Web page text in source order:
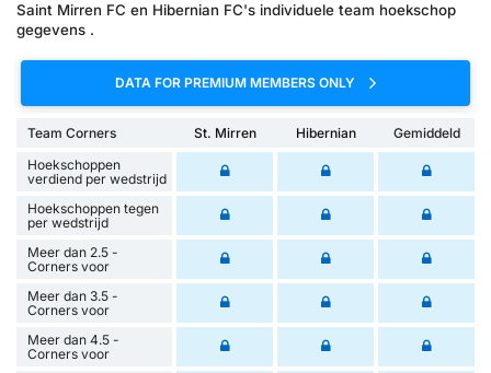
Saint Mirren FC en Hibernian FC's individuele team hoekschop
gegevens .
DATA FOR PREMIUM MEMBERS ONLY
Team Corners St. Mirren Hibernian
Gemiddeld
Hoekschoppen
verdiend per wedstrijd
Hoekschoppen tegen
per wedstrijd
Meer dan 2.5 -
Corners voor
Meer dan 3.5 -
Corners voor
Meer dan 4.5 -
Corners voor